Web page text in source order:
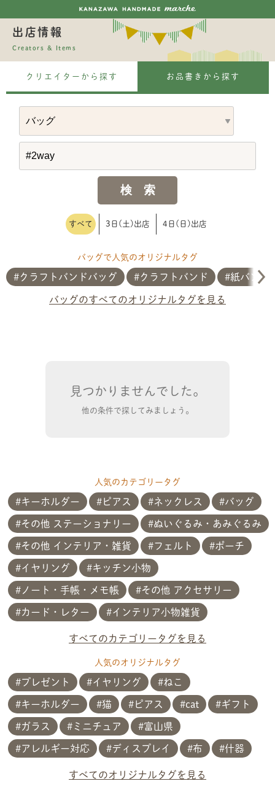
出店情報
Creators & Items
クリエイターから探す お品書きから探す
すべて 3日(土)出店 4日(日)出店
バッグで人気のオリジナルタグ
クラフトバンドバッグ クラフトバンド 紙バンド
バッグのすべてのオリジナルタグを見る
見つかりませんでした。
他の条件で探してみましょう。
人気のカテゴリータグ
キーホルダー ピアス ネックレス バッグ
その他 ステーショナリー ぬいぐるみ・あみぐるみ
その他 インテリア・雑貨 フェルト ポーチ
イヤリング キッチン小物
ノート・手帳・メモ帳 その他 アクセサリー
カード・レター インテリア小物雑貨
すべてのカテゴリータグを見る
人気のオリジナルタグ
プレゼント イヤリング ねこ
キーホルダー 猫 ピアス cat ギフト
ガラス ミニチュア 富山県
アレルギー対応 ディスプレイ 布 什器
すべてのオリジナルタグを見る
共有方法を選択